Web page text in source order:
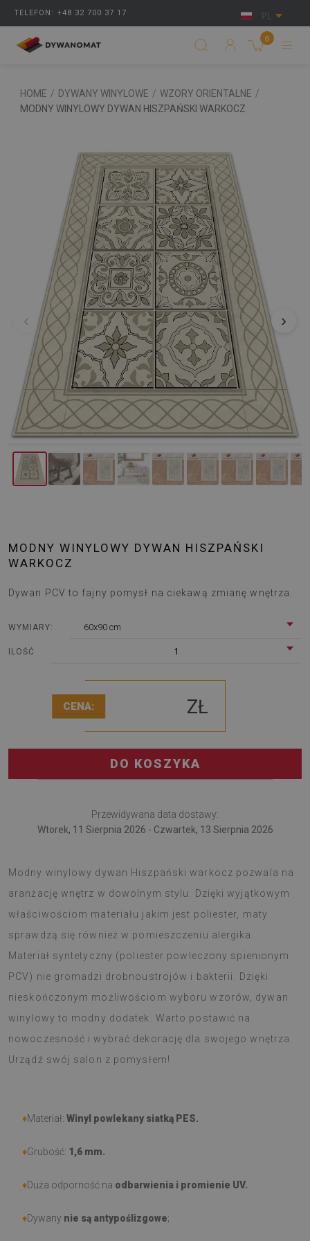
TELEFON: +48 32 700 37 17 PL
0
HOME / DYWANY WINYLOWE / WZORY ORIENTALNE /
MODNY WINYLOWY DYWAN HISZPAŃSKI WARKOCZ
‹ ›
MODNY WINYLOWY DYWAN HISZPAŃSKI
WARKOCZ
Dywan PCV to fajny pomysł na ciekawą zmianę wnętrza.
WYMIARY: 60x90 cm
ILOŚĆ 1
CENA: ZŁ
DO KOSZYKA
Przewidywana data dostawy:
Wtorek, 11 Sierpnia 2026 - Czwartek, 13 Sierpnia 2026
Modny winylowy dywan Hiszpański warkocz pozwala na
aranżację wnętrz w dowolnym stylu. Dzięki wyjątkowym
właściwościom materiału jakim jest poliester, maty
sprawdzą się również w pomieszczeniu alergika.
Materiał syntetyczny (poliester powleczony spienionym
PCV) nie gromadzi drobnoustrojów i bakterii. Dzięki
nieskończonym możliwościom wyboru wzorów, dywan
winylowy to modny dodatek. Warto postawić na
nowoczesność i wybrać dekorację dla swojego wnętrza.
Urządź swój salon z pomysłem!
♦Materiał: Winyl powlekany siatką PES.
♦Grubość: 1,6 mm.
♦Duża odporność na odbarwienia i promienie UV.
♦Dywany nie są antypoślizgowe;